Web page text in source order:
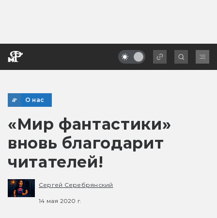
О нас
«Мир фантастики»
вновь благодарит
читателей!
Сергей Серебрянский
14 мая 2020 г.